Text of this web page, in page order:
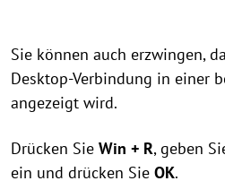
Sie können auch erzwingen,
Desktop-Verbindung in einer
angezeigt wird.
Drücken Sie Win + R, geben
ein und drücken Sie OK.